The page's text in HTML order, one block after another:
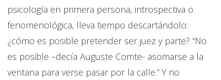
psicología en primera persona, introspectiva o
fenomenológica, lleva tiempo descartándolo:
¿cómo es posible pretender ser juez y parte? “No
es posible –decía Auguste Comte- asomarse a la
ventana para verse pasar por la calle.” Y no